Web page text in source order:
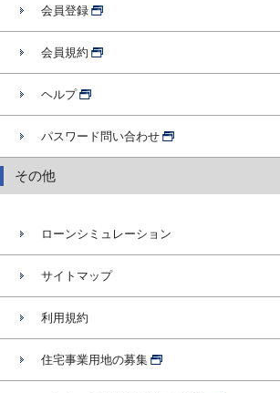
会員登録
会員規約
ヘルプ
パスワード問い合わせ
その他
ローンシミュレーション
サイトマップ
利用規約
住宅事業用地の募集